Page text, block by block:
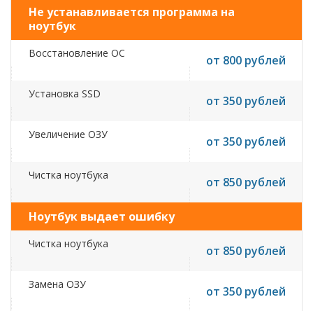
Не устанавливается программа на
ноутбук
Восстановление ОС от 800 рублей
Установка SSD от 350 рублей
Увеличение ОЗУ от 350 рублей
Чистка ноутбука от 850 рублей
Ноутбук выдает ошибку
Чистка ноутбука от 850 рублей
Замена ОЗУ от 350 рублей